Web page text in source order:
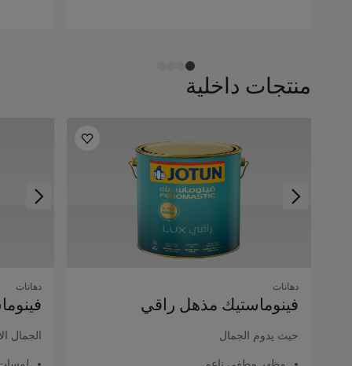
منتجات داخلية
دهانات
فينوماستيك مذهل راقي
حيث يدوم الجمال
دهانات
الجمال